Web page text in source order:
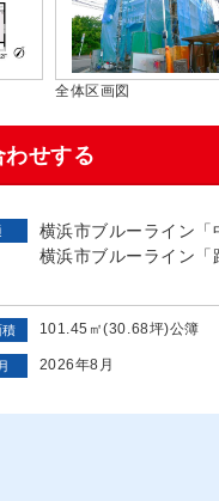
全体区画図
わせする
横浜市ブルーライン
横浜市ブルーライン
積 101.45㎡(30.68坪)公簿
2026年8月